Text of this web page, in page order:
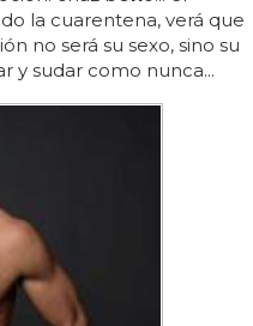
la cuarentena, verá que
no será su sexo, sino su
y sudar como nunca...